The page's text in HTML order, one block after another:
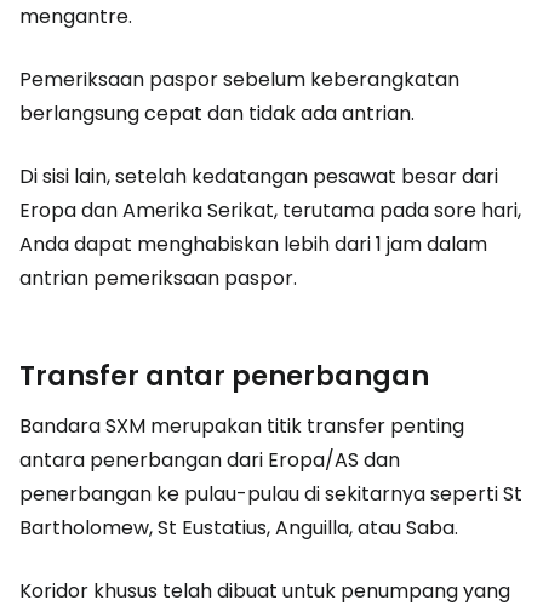
mengantre.
Pemeriksaan paspor sebelum keberangkatan
berlangsung cepat dan tidak ada antrian.
Di sisi lain, setelah kedatangan pesawat besar dari
Eropa dan Amerika Serikat, terutama pada sore hari,
Anda dapat menghabiskan lebih dari 1 jam dalam
antrian pemeriksaan paspor.
Transfer antar penerbangan
Bandara SXM merupakan titik transfer penting
antara penerbangan dari Eropa/AS dan
penerbangan ke pulau-pulau di sekitarnya seperti St
Bartholomew, St Eustatius, Anguilla, atau Saba.
Koridor khusus telah dibuat untuk penumpang yang